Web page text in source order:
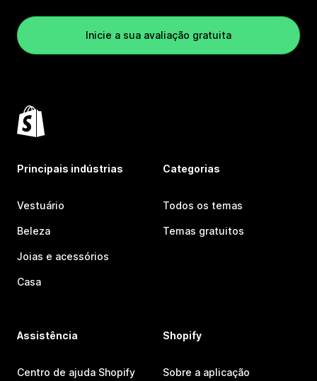
Inicie a sua avaliação gratuita
Principais indústrias
Vestuário
Beleza
Joias e acessórios
Casa
Categorias
Todos os temas
Temas gratuitos
Assistência
Centro de ajuda Shopify
Shopify
Sobre a aplicação